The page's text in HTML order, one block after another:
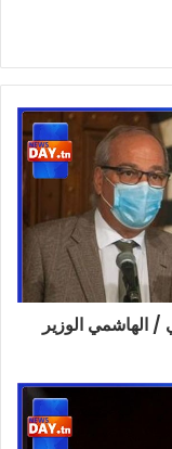
الهاشمي الوزير